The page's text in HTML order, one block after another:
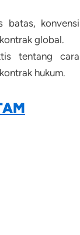
batas, konvensi
global.
tentang cara
hukum.